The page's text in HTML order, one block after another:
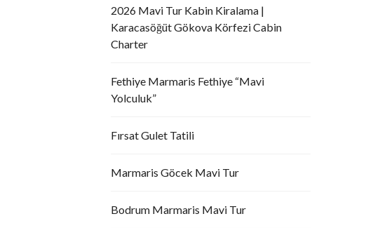
2026 Mavi Tur Kabin Kiralama |
Karacasöğüt Gökova Körfezi Cabin
Charter
Fethiye Marmaris Fethiye “Mavi
Yolculuk”
Fırsat Gulet Tatili
Marmaris Göcek Mavi Tur
Bodrum Marmaris Mavi Tur